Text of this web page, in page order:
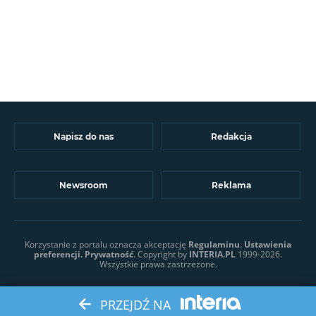
Napisz do nas Redakcja
Newsroom Reklama
Korzystanie z portalu oznacza akceptację Regulaminu. Ustawienia
preferencji. Prywatność. Copyright by INTERIA.PL 1999-2026.
Wszystkie prawa zastrzeżone.
PRZEJDŹ NA